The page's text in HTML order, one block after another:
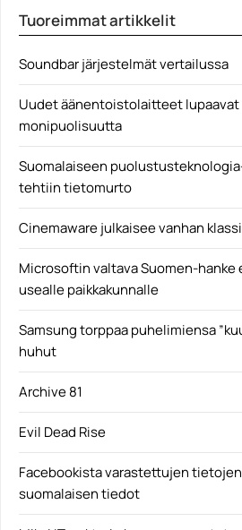
Tuoreimmat artikkelit
Soundbar järjestelmät vertailussa
Uudet äänentoistolaitteet lupaavat
monipuolisuutta
Suomalaiseen
tehtiin tietomurto
Cinemaware julkaisee vanhan
Microsoftin valtava Suomen-hanke
usealle paikkakunnalle
Samsung torppaa puhelimiensa
huhut
Archive 81
Evil Dead Rise
Facebookista varastettujen
suomalaisen tiedot